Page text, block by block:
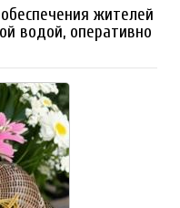
жителей
водой, оперативно